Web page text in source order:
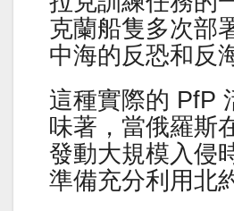
克蘭船隻多次部
中海的反恐和反
這種實際的 PfP
味著，當俄羅斯
發動大規模入侵
準備充分利用北